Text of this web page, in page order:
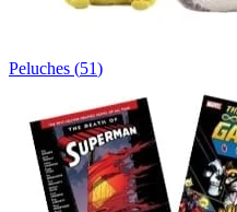
Peluches (51)